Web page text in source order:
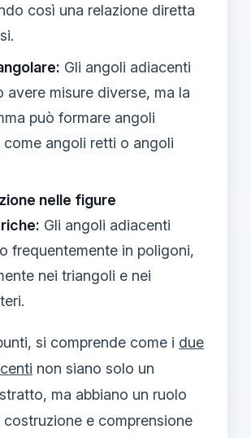
così una relazione diretta
Gli angoli adiacenti
avere misure diverse, ma la
può formare angoli
come angoli retti o angoli
nelle figure
Gli angoli adiacenti
frequentemente in poligoni,
nei triangoli e nei
si comprende come i due
non siano solo un
ma abbiano un ruolo
e comprensione